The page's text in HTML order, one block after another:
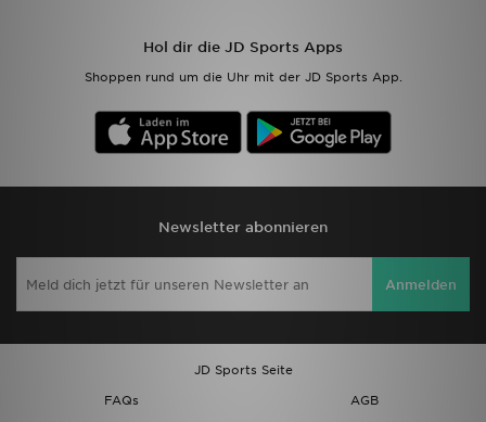
Hol dir die JD Sports Apps
Shoppen rund um die Uhr mit der JD Sports App.
Newsletter abonnieren
Anmelden
JD Sports Seite
FAQs
AGB
Geschenkkarte
Filialfinder
Meine Nachrichten
Bestellverfolgung
Trending Styles